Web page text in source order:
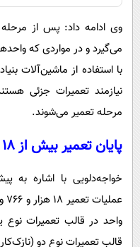
وی ادامه داد: پس از مرحله
می‌گیرد و در مواردی که
با استفاده از ماشین‌آلات
نیازمند تعمیرات جزئی
مرحله تعمیر می‌شوند.
پایان تعمیر بیش از ۱۸ هزار و ۷۶۶ واحد آسیب‌دیده
خواجه‌دلویی با اشاره به
قالب تعمیرات نوع دو